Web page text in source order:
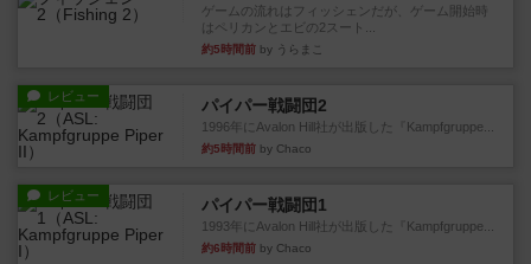
ゲームの流れはフィッシェンだが、ゲーム開始時
はペリカンとエビの2スート...
約5時間前 by うらまこ
レビュー パイパー戦闘団2
1996年にAvalon Hill社が出版した『Kampfgruppe...
約5時間前 by Chaco
レビュー パイパー戦闘団1
1993年にAvalon Hill社が出版した『Kampfgruppe...
約6時間前 by Chaco